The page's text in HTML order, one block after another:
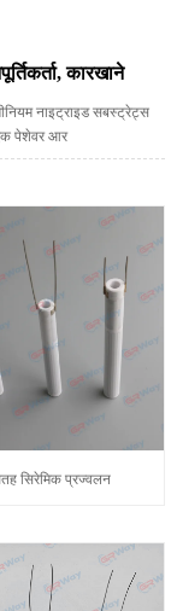
कारखाने
नाइट्राइड सबस्ट्रेट्स
पेशेवर आर
सिरेमिक प्रज्वलन